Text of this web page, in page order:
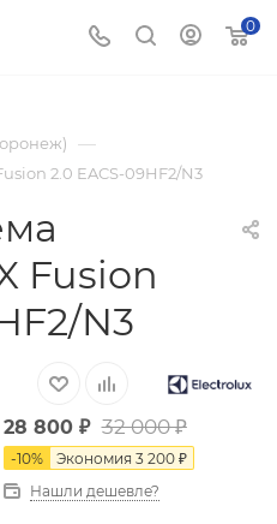
0
—
2.0 EACS-09HF2/N3
Fusion
N3
28 800₽ 32 000₽
-10% Экономия 3 200₽
Нашли дешевле?